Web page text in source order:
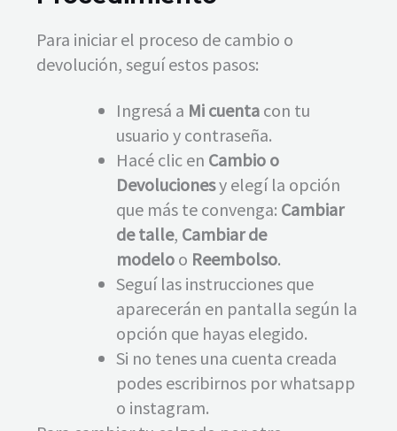
Para iniciar el proceso de cambio o
devolución, seguí estos pasos:
Ingresá a Mi cuenta con tu
usuario y contraseña.
Hacé clic en Cambio o
Devolucionesy elegí la opción
que más te convenga: Cambiar
de talle, Cambiar de
modelo o Reembolso.
Seguí las instrucciones que
aparecerán en pantalla según la
opción que hayas elegido.
Si no tenes una cuenta creada
podes escribirnos por whatsapp
o instagram.